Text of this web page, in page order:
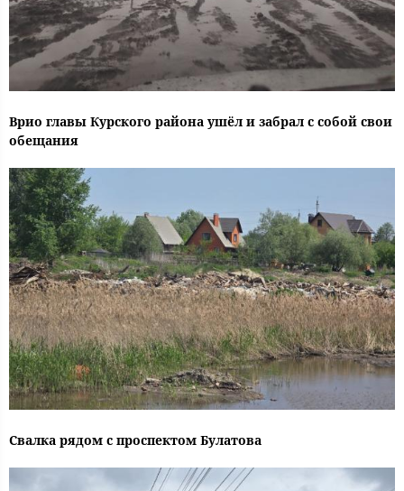
Врио главы Курского района ушёл и забрал с собой свои
обещания
Свалка рядом с проспектом Булатова